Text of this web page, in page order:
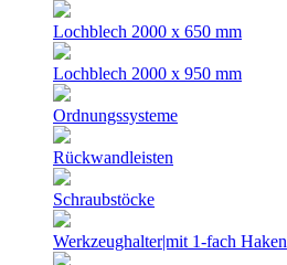
Lochblech 2000 x 650 mm
Lochblech 2000 x 950 mm
Ordnungssysteme
Rückwandleisten
Schraubstöcke
Werkzeughalter|mit 1-fach Haken